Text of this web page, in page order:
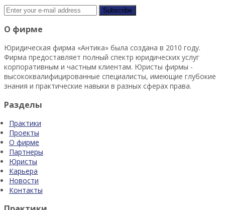
О фирме
Юридическая фирма «Антика» была создана в 2010 году.
Фирма предоставляет полный спектр юридических услуг
корпоративным и частным клиентам. Юристы фирмы -
высококвалифицированные специалисты, имеющие глубокие
знания и практические навыки в разных сферах права.
Разделы
Практики
Проекты
О фирме
Партнеры
Юристы
Карьера
Новости
Контакты